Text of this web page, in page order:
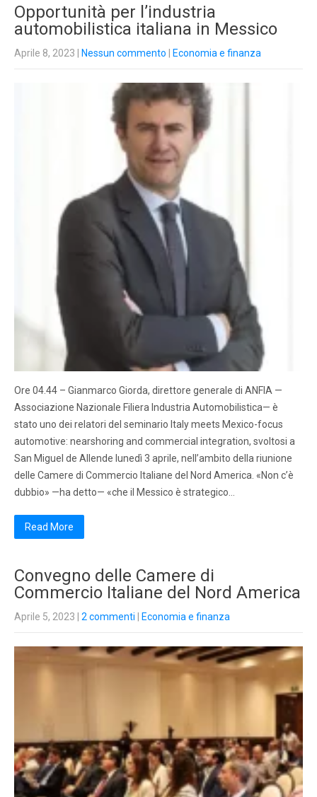
Opportunità per l’industria
automobilistica italiana in Messico
Aprile 8, 2023 Nessun commento Economia e finanza
Ore 04.44 – Gianmarco Giorda, direttore generale di ANFIA —
Associazione Nazionale Filiera Industria Automobilistica— è
stato uno dei relatori del seminario Italy meets Mexico-focus
automotive: nearshoring and commercial integration, svoltosi a
San Miguel de Allende lunedì 3 aprile, nell’ambito della riunione
delle Camere di Commercio Italiane del Nord America. «Non c’è
dubbio» —ha detto— «che il Messico è strategico…
Read More
Convegno delle Camere di
Commercio Italiane del Nord America
Aprile 5, 2023 2 commenti Economia e finanza